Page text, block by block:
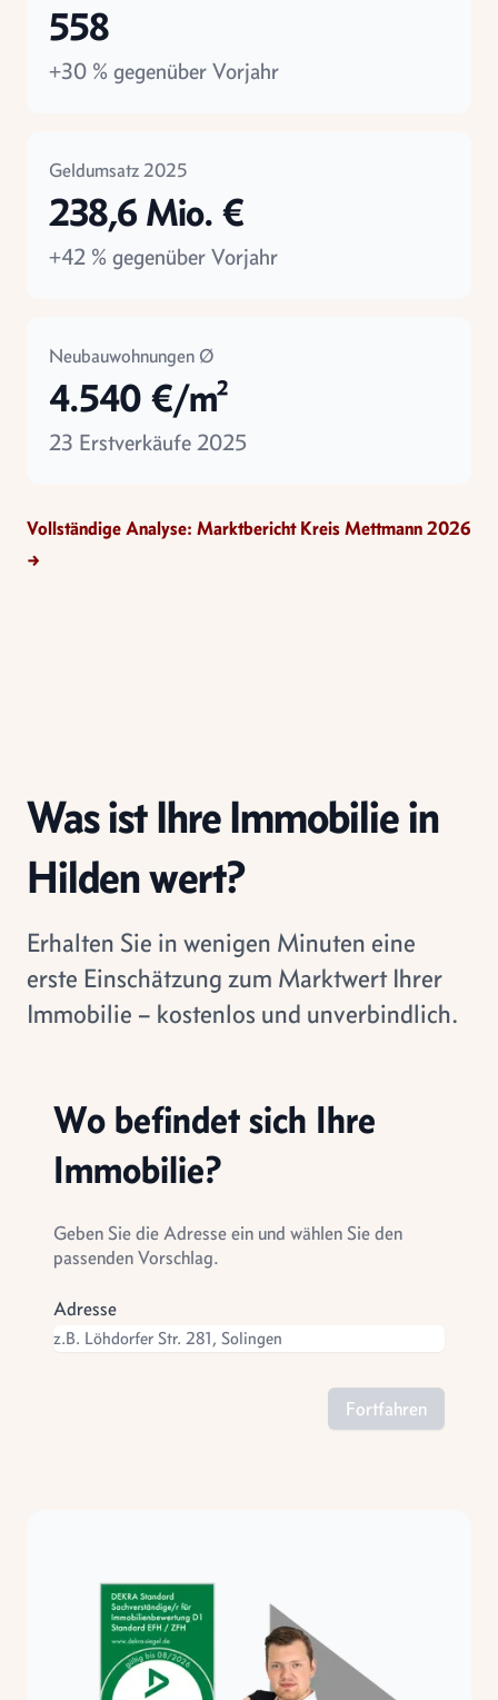
558
+30 % gegenüber Vorjahr
Geldumsatz 2025
238,6 Mio. €
+42 % gegenüber Vorjahr
Neubauwohnungen Ø
4.540 €/m²
23 Erstverkäufe 2025
Vollständige Analyse: Marktbericht Kreis Mettmann 2026
→
Was ist Ihre Immobilie in
Hilden wert?
Erhalten Sie in wenigen Minuten eine
erste Einschätzung zum Marktwert Ihrer
Immobilie – kostenlos und unverbindlich.
Wo befindet sich Ihre
Immobilie?
Geben Sie die Adresse ein und wählen Sie den
passenden Vorschlag.
Adresse
Fortfahren